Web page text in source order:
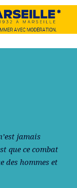
jamais
que ce combat
des hommes et